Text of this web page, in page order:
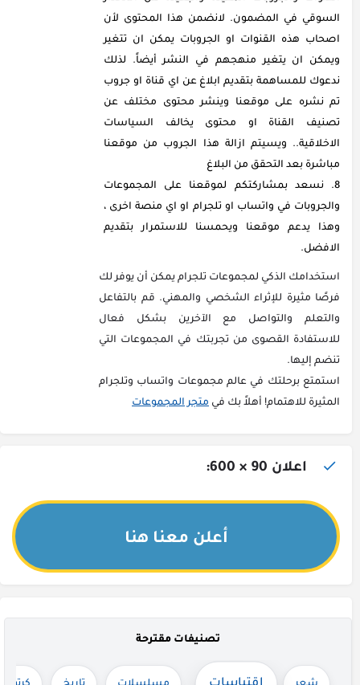
السوقي في المضمون. لانضمن هذا المحتوى لأن
اصحاب هذه القنوات او الجروبات يمكن ان تتغير
ويمكن ان يتغير منهجهم في النشر أيضاً. لذلك
ندعوك للمساهمة بتقديم ابلاغ عن اي قناة او جروب
تم نشره على موقعنا وينشر محتوى مختلف عن
تصنيف القناة او محتوى يخالف السياسات
الاخلاقية.. ويسيتم ازالة هذا الجروب من موقعنا
مباشرة بعد التحقق من البلاغ
نسعد بمشاركتكم لموقعنا على المجموعات
والجروبات في واتساب او تلجرام او اي منصة اخرى ،
وهذا يدعم موقعنا ويحمسنا للاستمرار بتقديم
الافضل.
استخدامك الذكي لمجموعات تلجرام يمكن أن يوفر لك
فرصًا مثيرة للإثراء الشخصي والمهني. قم بالتفاعل
والتعلم والتواصل مع الآخرين بشكل فعال
للاستفادة القصوى من تجربتك في المجموعات التي
تنضم إليها.
استمتع برحلتك في عالم مجموعات واتساب وتلجرام
المثيرة للاهتمام! أهلاً بك في متجر المجموعات
اعلان 90 × 600:
أعلن معنا هنا
تصنيفات مقترحة